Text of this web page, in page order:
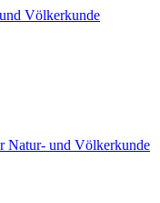
Völkerkunde
Natur- und Völkerkunde